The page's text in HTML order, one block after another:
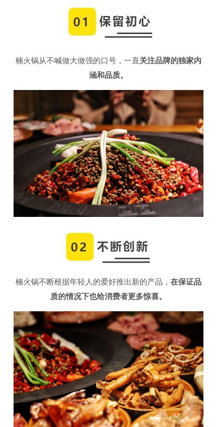
楠火锅从不喊做大做强的口号，一直关注品牌的独家内
涵和品质。
楠火锅不断根据年轻人的爱好推出新的产品， 在保证品
质的情况下也给消费者更多惊喜。